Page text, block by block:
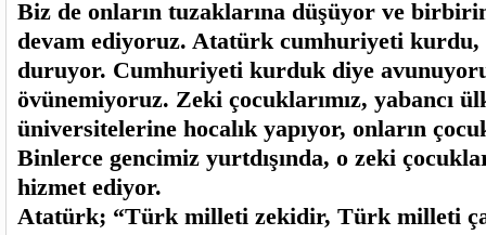
Biz de onların tuzaklarına düşüyor ve
devam ediyoruz. Atatürk cumhuriyeti
duruyor. Cumhuriyeti kurduk diye
övünemiyoruz. Zeki çocuklarımız, yabancı
üniversitelerine hocalık yapıyor, onların
Binlerce gencimiz yurtdışında, o zeki
hizmet ediyor.
Atatürk; “Türk milleti zekidir, Türk milleti